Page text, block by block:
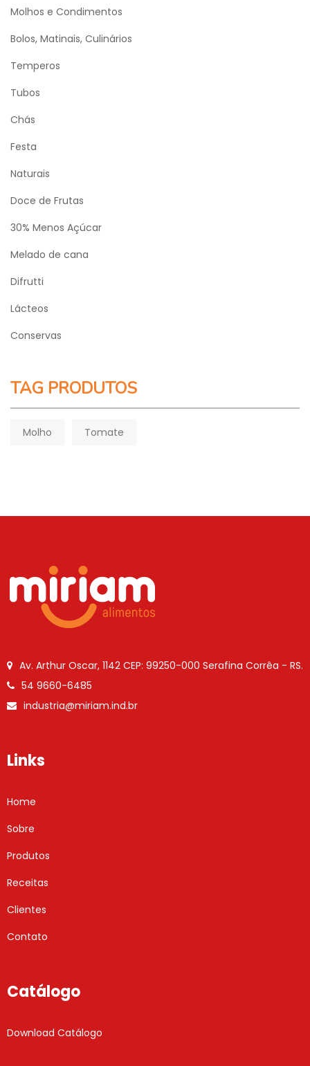
Molhos e Condimentos
Bolos, Matinais, Culinários
Temperos
Tubos
Chás
Festa
Naturais
Doce de Frutas
30% Menos Açúcar
Melado de cana
Difrutti
Lácteos
Conservas
TAG PRODUTOS
Molho Tomate
Av. Arthur Oscar, 1142 CEP: 99250-000 Serafina Corrêa - RS.
54 9660-6485
industria@miriam.ind.br
Links
Home
Sobre
Produtos
Receitas
Clientes
Contato
Catálogo
Download Catálogo